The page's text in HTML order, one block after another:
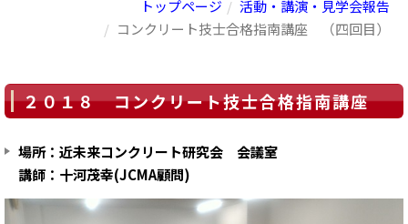
トップページ
活動・講演・見学会報告
コンクリート技士合格指南講座 （四回目）
２０１８ コンクリート技士合格指南講座
場所：近未来コンクリート研究会 会議室
講師：十河茂幸(JCMA顧問)